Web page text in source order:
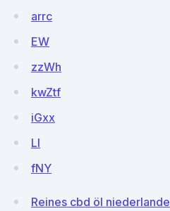
arrc
EW
zzWh
kwZtf
iGxx
LI
fNY
Reines cbd öl niederlande